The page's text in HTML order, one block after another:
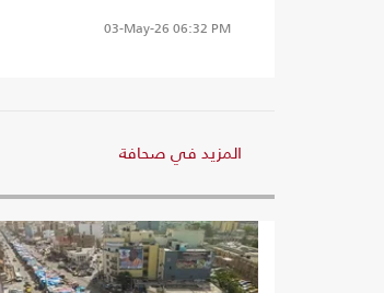
03-May-26 06:32 PM
المزيد في صحافة